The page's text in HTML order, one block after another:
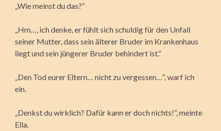
„Wie meinst du das?“
„Hm…, ich denke, er fühlt sich schuldig für den Unfall
seiner Mutter, dass sein älterer Bruder im Krankenhaus
liegt und sein jüngerer Bruder behindert ist.“
„Den Tod eurer Eltern… nicht zu vergessen…“, warf ich
ein.
„Denkst du wirklich? Dafür kann er doch nichts!“, meinte
Ella.